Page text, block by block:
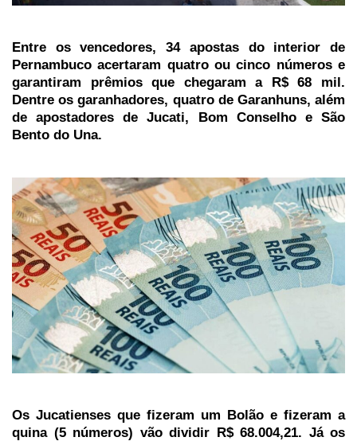
Entre os vencedores, 34 apostas do interior de
Pernambuco acertaram quatro ou cinco números e
garantiram prêmios que chegaram a R$ 68 mil.
Dentre os garanhadores, quatro de Garanhuns, além
de apostadores de Jucati, Bom Conselho e São
Bento do Una.
Os Jucatienses que fizeram um Bolão e fizeram a
quina (5 números) vão dividir R$ 68.004,21. Já os